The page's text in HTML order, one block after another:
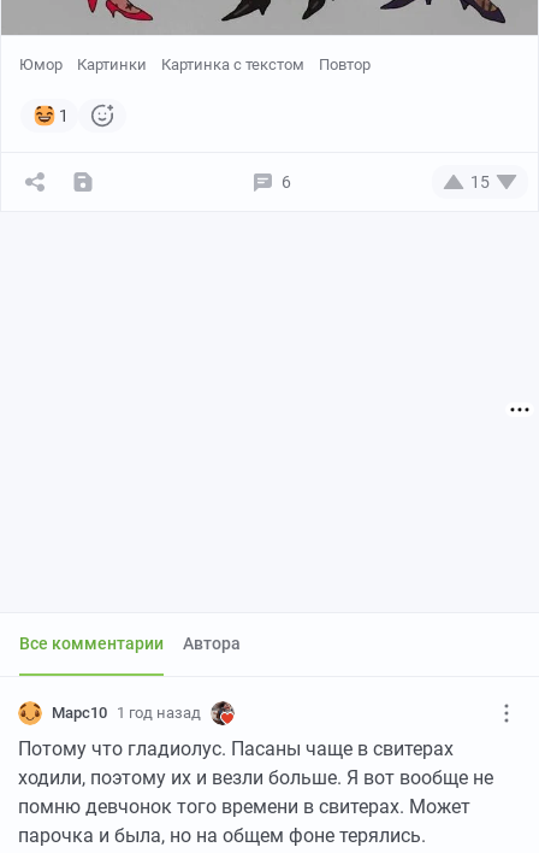
Юмор Картинки Картинка с текстом Повтор
1
6 15
Все комментарии Автора
Mapc10 1 год назад
Потому что гладиолус. Пасаны чаще в свитерах
ходили, поэтому их и везли больше. Я вот вообще не
помню девчонок того времени в свитерах. Может
парочка и была, но на общем фоне терялись.